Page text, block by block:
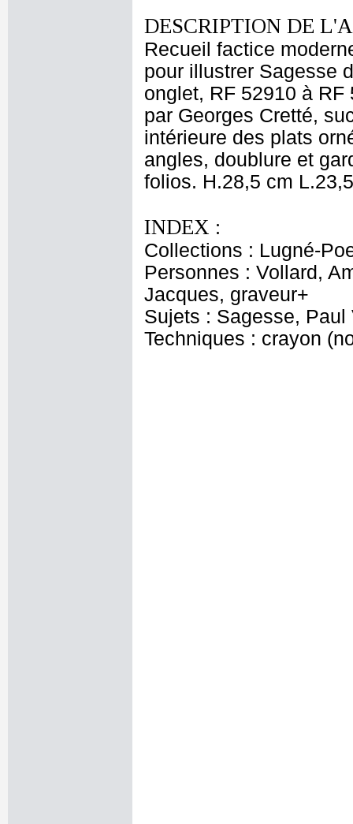
DESCRIPTION DE
Recueil factice
pour illustrer Sagesse
onglet, RF 52910 à
par Georges Cretté,
intérieure des plats
angles, doublure et
folios. H.28,5 cm
INDEX :
Collections : Lugné-
Personnes : Vollard,
Jacques, graveur+
Sujets : Sagesse, Paul
Techniques : crayon